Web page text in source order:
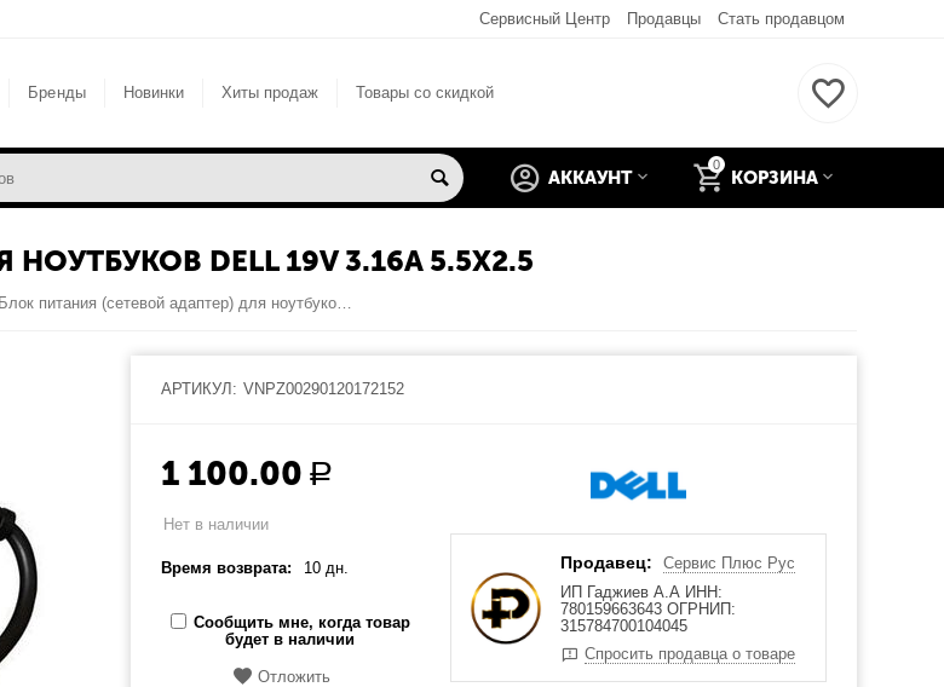
Сервисный Центр Продавцы Стать продавцом
Бренды Новинки Хиты продаж Товары со скидкой
0
КОРЗИНА
АККАУНТ
DELL 19V 3.16A 5.5X2.5
Блок питания (сетевой адаптер) для ноутбуков Dell 19V 3.16A 5.5x2.5
АРТИКУЛ: VNPZ00290120172152
1 100.00 Р
Нет в наличии
Время возврата: 10 дн.
Сообщить мне, когда товар
будет в наличии
Отложить
Продавец:
Сервис Плюс Рус
ИП Гаджиев А.А ИНН:
780159663643 ОГРНИП:
315784700104045
Спросить продавца о товаре